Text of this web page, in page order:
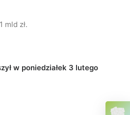
mld zł.
w poniedziałek 3 lutego